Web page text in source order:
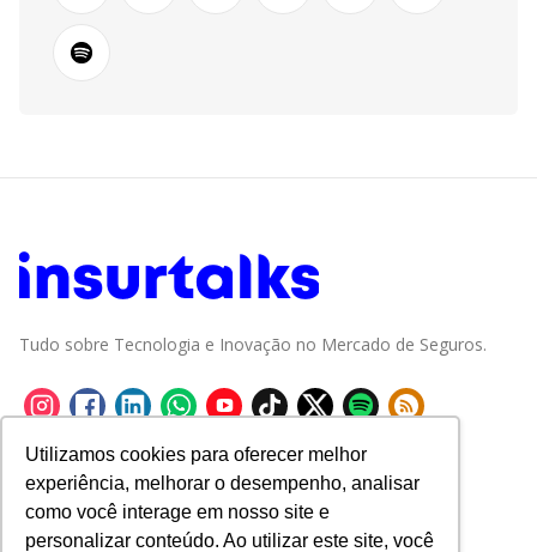
Utilizamos cookies para oferecer melhor
experiência, melhorar o desempenho, analisar
como você interage em nosso site e
personalizar conteúdo. Ao utilizar este site, você
Tudo sobre Tecnologia e Inovação no Mercado de Seguros.